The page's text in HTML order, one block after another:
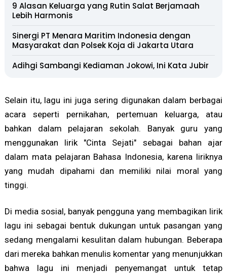
9 Alasan Keluarga yang Rutin Salat Berjamaah
Lebih Harmonis
Sinergi PT Menara Maritim Indonesia dengan
Masyarakat dan Polsek Koja di Jakarta Utara
Adihgi Sambangi Kediaman Jokowi, Ini Kata Jubir
Selain itu, lagu ini juga sering digunakan dalam berbagai
acara seperti pernikahan, pertemuan keluarga, atau
bahkan dalam pelajaran sekolah. Banyak guru yang
menggunakan lirik "Cinta Sejati" sebagai bahan ajar
dalam mata pelajaran Bahasa Indonesia, karena liriknya
yang mudah dipahami dan memiliki nilai moral yang
tinggi.
Di media sosial, banyak pengguna yang membagikan lirik
lagu ini sebagai bentuk dukungan untuk pasangan yang
sedang mengalami kesulitan dalam hubungan. Beberapa
dari mereka bahkan menulis komentar yang menunjukkan
bahwa lagu ini menjadi penyemangat untuk tetap